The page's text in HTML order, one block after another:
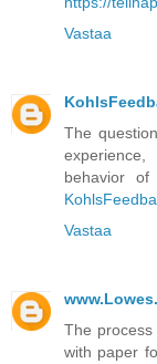
Vastaa
The
behavior
Vastaa
The process
with paper